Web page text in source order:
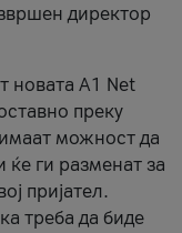
директор
новата А1 Net
преку
можност да
ќе ги разменат за
пријател.
треба да биде